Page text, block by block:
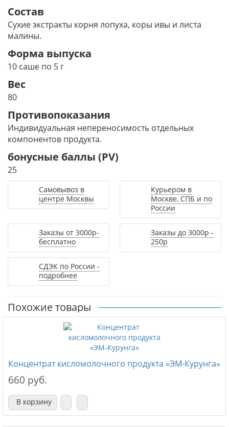
Состав
Сухие экстракты корня лопуха, коры ивы и листа
малины.
Форма выпуска
10 саше по 5 г
Вес
80
Противопоказания
Индивидуальная непереносимость отдельных
компонентов продукта.
бонусные баллы (PV)
25
Самовывоз в
центре Москвы
Курьером в
Москве, СПБ и по
России
Заказы от 3000р-
бесплатно
Заказы до 3000р -
250р
СДЭК по России -
подробнее
Похожие товары
Концентрат кисломолочного продукта «ЭМ-Курунга»
660 руб.
В корзину